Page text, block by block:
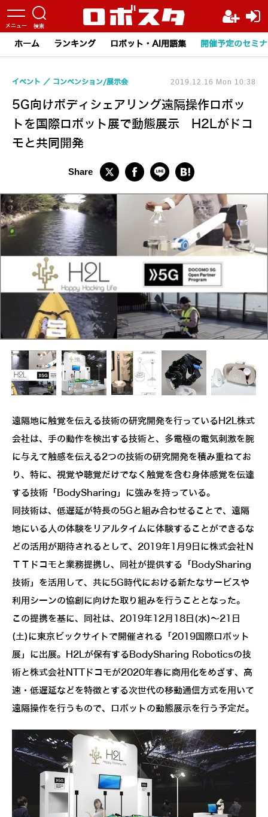
ホーム ランキング ロボット・AI用語集 開催予定のセミ
5G向けボディシェアリング遠隔操作ロボッ
トを国際ロボット展で動態展示 H2Lがドコ
モと共同開発
イベント コンベンション/展示会 2019.12.16 Mon 10:38
遠隔地に触覚を伝える技術の研究開発を行っているH2L株式
会社は、手の動作を検出する技術と、多電極の電気刺激を腕
に与えて触感を伝える2つの技術の研究開発を積み重ねてお
り、特に、視覚や聴覚だけでなく触覚を含む身体感覚を伝達
する技術「BodySharing」に強みを持っている。
同技術は、低遅延が特長の5Gと組み合わせることで、遠隔
地にいる人の体験をリアルタイムに体験することができるな
どの活用が期待されるとして、2019年1月9日に株式会社Ｎ
ＴＴドコモと業務提携し、同社が提供する「BodySharing
技術」を活用して、共に5G時代における新たなサービスや
利用シーンの協創に向けた取り組みを行うこととなった。
この提携を基に、同社は、2019年12月18日(水)～21日
(土)に東京ビックサイトで開催される「2019国際ロボット
展」に出展。H2Lが保有するBodySharing Roboticsの技
術と株式会社NTTドコモが2020年春に商用化をめざす、高
速・低遅延などを特徴とする次世代の移動通信方式を用いて
遠隔操作を行うもので、ロボットの動態展示を行う予定だ。